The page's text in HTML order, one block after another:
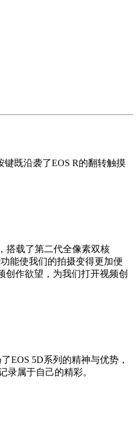
既沿袭了EOS R的翻转触摸
搭载了第二代全像素双核
能使我们的拍摄变得更加便
创作欲望，为我们打开视频创
EOS 5D系列的精神与优势，
录属于自己的精彩。